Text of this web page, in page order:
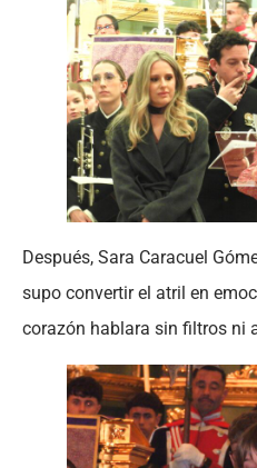
Después, Sara Caracuel
supo convertir el atril en
corazón hablara sin filtros ni